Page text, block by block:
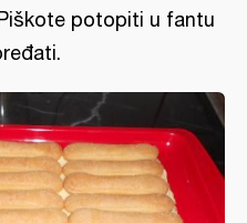
potopiti u fantu